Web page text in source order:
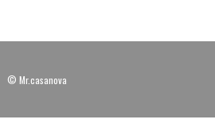
© Mr.casanova